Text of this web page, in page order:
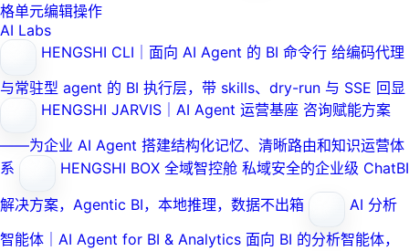
格单元编辑操作
AI Labs
HENGSHI CLI｜面向 AI Agent 的 BI 命令行 给编码代理
与常驻型 agent 的 BI 执行层，带 skills、dry-run 与 SSE 回显
HENGSHI JARVIS｜AI Agent 运营基座 咨询赋能方案
——为企业 AI Agent 搭建结构化记忆、清晰路由和知识运营体
系
HENGSHI BOX 全域智控舱 私域安全的企业级 ChatBI
解决方案，Agentic BI，本地推理，数据不出箱
AI 分析
智能体｜AI Agent for BI & Analytics 面向 BI 的分析智能体，